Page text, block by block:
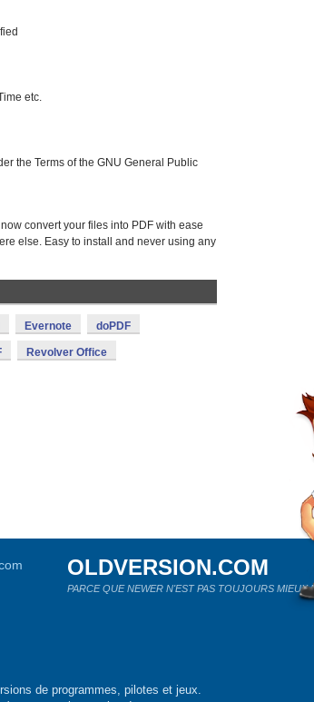
etc.
the Terms of the GNU General Public
convert your files into PDF with ease
else. Easy to install and never using any
Evernote doPDF
Revolver Office
OLDVERSION.COM
PARCE QUE NEWER N'EST PAS TOUJOURS MIEUX !
de programmes, pilotes et jeux.